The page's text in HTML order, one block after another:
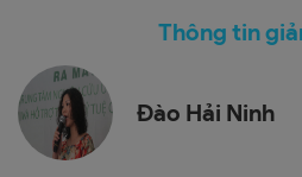
Bài học 8: Kỹ thuật nạp thông
Bài học 9: Kỹ năng soạn giáo án
chơi cho con
Thông tin
Đào Hải Ninh